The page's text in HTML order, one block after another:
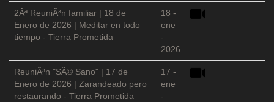
2Âª ReuniÃ³n familiar | 18 de
Enero de 2026 | Meditar en todo
tiempo - Tierra Prometida
18 -
ene
-
2026
ReuniÃ³n "SÃ© Sano" | 17 de
Enero de 2026 | Zarandeado pero
restaurando - Tierra Prometida
17 -
ene
-